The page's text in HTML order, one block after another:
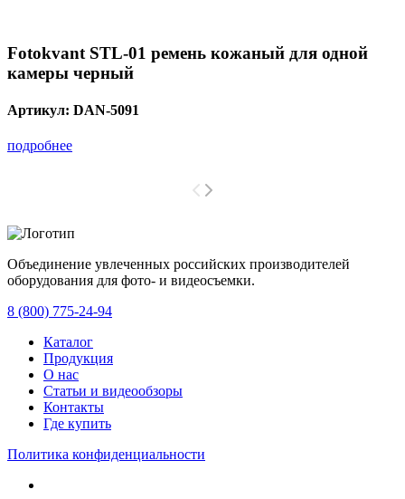
Fotokvant STL-01 ремень кожаный для одной
камеры черный
Артикул: DAN-5091
подробнее
Объединение увлеченных российских производителей
оборудования для фото- и видеосъемки.
8 (800) 775-24-94
Каталог
Продукция
О нас
Статьи и видеообзоры
Контакты
Где купить
Политика конфиденциальности